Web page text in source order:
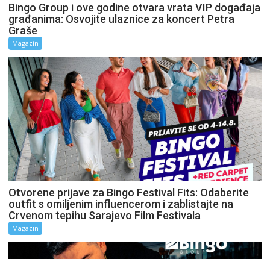
Bingo Group i ove godine otvara vrata VIP događaja
građanima: Osvojite ulaznice za koncert Petra
Graše
Magazin
Otvorene prijave za Bingo Festival Fits: Odaberite
outfit s omiljenim influencerom i zablistajte na
Crvenom tepihu Sarajevo Film Festivala
Magazin